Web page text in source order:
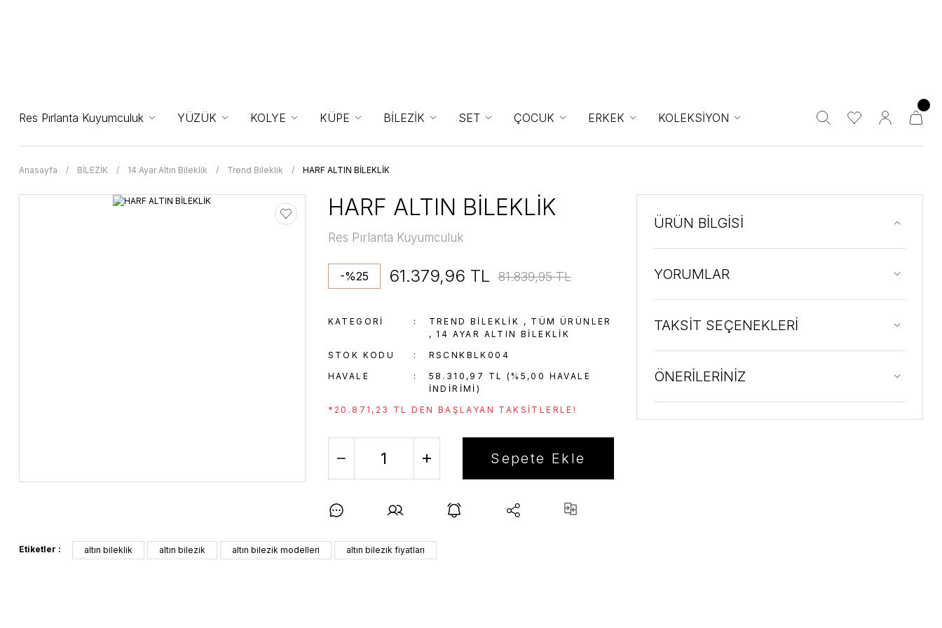
Res Pırlanta Kuyumculuk YÜZÜK KOLYE KÜPE BİLEZİK SET ÇOCUK ERKEK KOLEKSİYON
Anasayfa BİLEZİK 14 Ayar Altın Bileklik Trend Bileklik HARF ALTIN BİLEKLİK
HARF ALTIN BİLEKLİK
Res Pırlanta Kuyumculuk
-%25 61.379,96 TL 81.839,95 TL
KATEGORI TREND BILEKLIK , TÜM ÜRÜNLER
, 14 AYAR ALTIN BILEKLIK
STOK KODU
RSCNKBLK004
HAVALE
58.310,97 TL (%5,00 HAVALE
INDIRIMI)
*20.871,23 TL DEN BAŞLAYAN TAKSITLERLE!
Sepete Ekle
ÜRÜN BİLGİSİ
YORUMLAR
TAKSİT SEÇENEKLERİ
ÖNERİLERİNİZ
Etiketler : altın bileklik altın bilezik altın bilezik modelleri altın bilezik fiyatları